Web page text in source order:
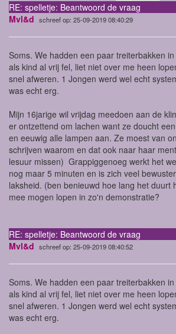
RE: spelletje: Beantwoord de vraag
Mvl&d schreef op: 25-09-2019 08:40:29
Soms. We hadden een paar treiterbakken
als kind al vrij fel, liet niet over me heen
snel afweren. 1 Jongen werd wel echt
was echt erg.
Mijn 16jarige wil vrijdag meedoen aan de
er ontzettend om lachen want ze doucht
en eeuwig alle lampen aan. Ze moest van
schrijven waarom en dat ook naar haar
lesuur missen) Grappiggenoeg werkt het
nog maar 5 minuten en is zich veel
laksheid. (ben benieuwd hoe lang het duurt
mee mogen lopen in zo'n demonstratie?
RE: spelletje: Beantwoord de vraag
Mvl&d schreef op: 25-09-2019 08:40:52
Soms. We hadden een paar treiterbakken
als kind al vrij fel, liet niet over me heen
snel afweren. 1 Jongen werd wel echt
was echt erg.